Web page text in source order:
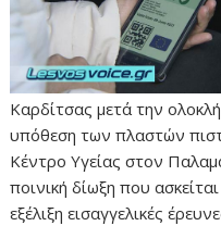
Καρδίτσας μετά την
υπόθεση των πλαστών
Κέντρο Υγείας στον
ποινική δίωξη που
εξέλιξη εισαγγελικές